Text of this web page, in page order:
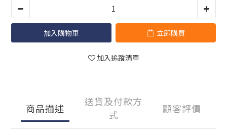
加入購物車 立即購買
加入追蹤清單
商品描述
送貨及付款方
式
顧客評價